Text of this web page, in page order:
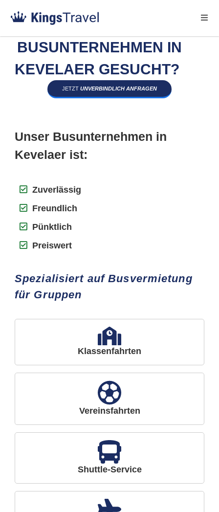
BUSUNTERNEHMEN IN
KEVELAER GESUCHT?
JETZT UNVERBINDLICH ANFRAGEN
Unser Busunternehmen in
Kevelaer ist:
Zuverlässig
Freundlich
Pünktlich
Preiswert
Spezialisiert auf Busvermietung
für Gruppen
Klassenfahrten
Vereinsfahrten
Shuttle-Service